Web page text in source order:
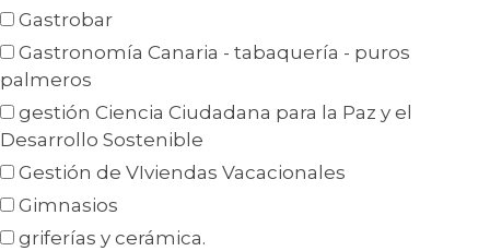
Gastrobar
Gastronomía Canaria - tabaquería - puros
palmeros
gestión Ciencia Ciudadana para la Paz y el
Desarrollo Sostenible
Gestión de VIviendas Vacacionales
Gimnasios
griferías y cerámica.